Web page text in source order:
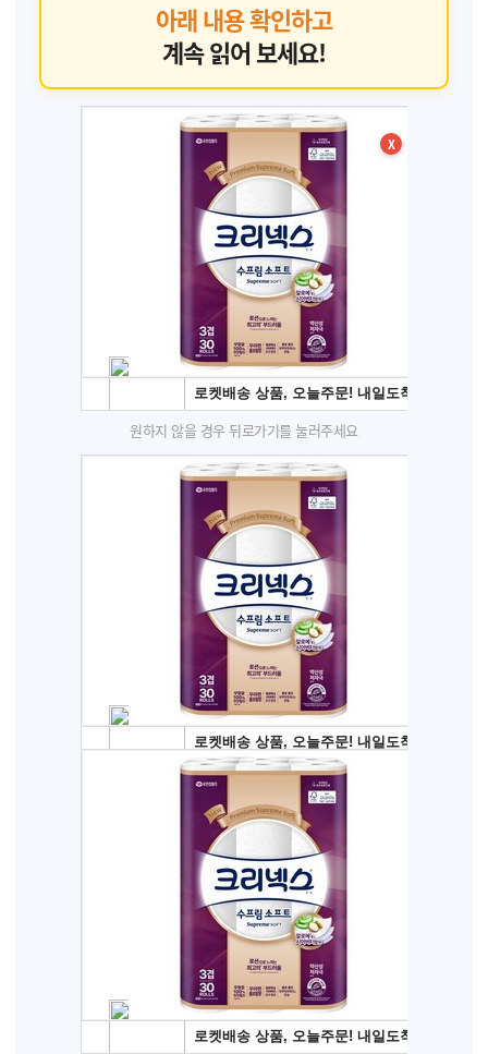
아래 내용 확인하고
계속 읽어 보세요!
X
원하지 않을 경우 뒤로가기를 눌러주세요